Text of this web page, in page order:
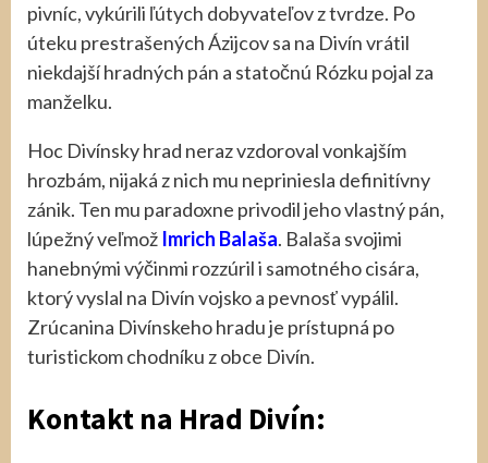
pivníc, vykúrili ľútych dobyvateľov z tvrdze. Po
úteku prestrašených Ázijcov sa na Divín vrátil
niekdajší hradných pán a statočnú Rózku pojal za
manželku.
Hoc Divínsky hrad neraz vzdoroval vonkajším
hrozbám, nijaká z nich mu nepriniesla definitívny
zánik. Ten mu paradoxne privodil jeho vlastný pán,
lúpežný veľmož Imrich Balaša. Balaša svojimi
hanebnými výčinmi rozzúril i samotného cisára,
ktorý vyslal na Divín vojsko a pevnosť vypálil.
Zrúcanina Divínskeho hradu je prístupná po
turistickom chodníku z obce Divín.
Kontakt na Hrad Divín: